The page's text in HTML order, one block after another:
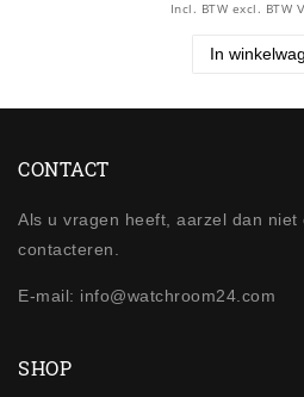
Incl. BTW excl. BTW
In
CONTACT
Als u vragen heeft, aarzel dan niet
contacteren.
E-mail: info@watchroom24.com
SHOP